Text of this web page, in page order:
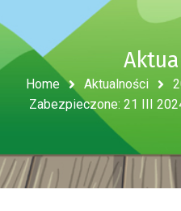
Home Aktualności
Zabezpieczone: 21 III